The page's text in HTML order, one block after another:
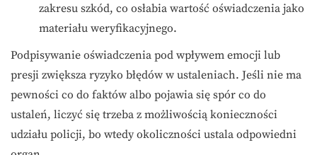
zakresu szkód, co osłabia wartość oświadczenia jako
materiału weryfikacyjnego.
Podpisywanie oświadczenia pod wpływem emocji lub
presji zwiększa ryzyko błędów w ustaleniach. Jeśli nie ma
pewności co do faktów albo pojawia się spór co do
ustaleń, liczyć się trzeba z możliwością konieczności
udziału policji, bo wtedy okoliczności ustala odpowiedni